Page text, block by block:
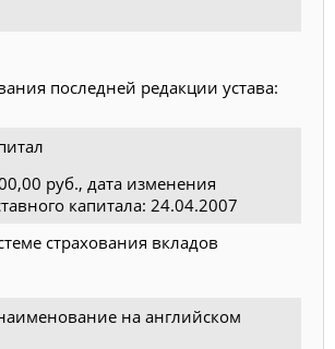
последней редакции устава:
руб., дата изменения
капитала: 24.04.2007
страхования вкладов
на английском